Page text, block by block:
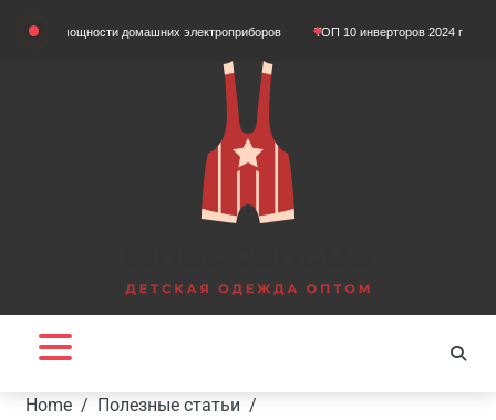
мощности домашних электроприборов ТОП 10 инверторов 2024 года Що
Home
Полезные статьи